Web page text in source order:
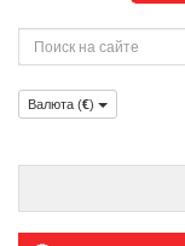
Валюта (€)